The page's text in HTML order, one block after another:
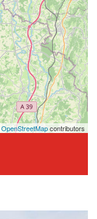
OpenStreetMapcontributors